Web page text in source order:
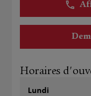
Horaires
Lundi